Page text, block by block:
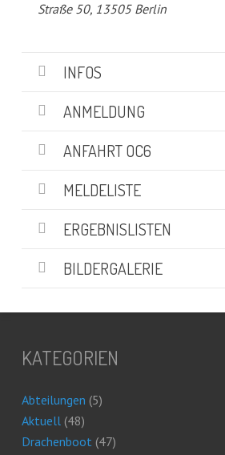
Straße 50, 13505 Berlin
INFOS
ANMELDUNG
ANFAHRT OC6
MELDELISTE
ERGEBNISLISTEN
BILDERGALERIE
KATEGORIEN
Abteilungen (5)
Aktuell(48)
Drachenboot(47)